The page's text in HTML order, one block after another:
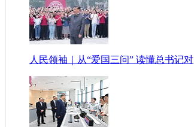
人民领袖｜从“爱国三问” 读懂总书记对